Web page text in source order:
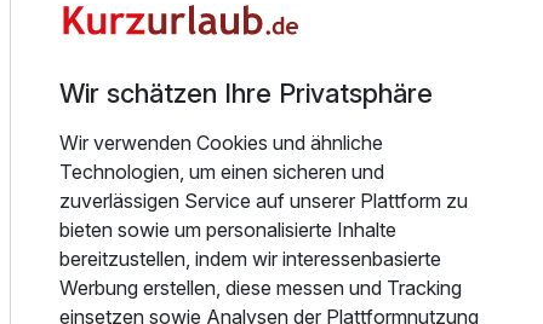
1 Erwachsenen und 1 Kind
Ausstattung
Für 8 Tage p.P. ab
Die Familienzimmer verfügen über ein Wohnzimmer,
Schlafzimmer, ein Zimmer mit zwei Einzelbetten. Superior
zum Entspannen, ein Buch zu lesen oder gute Musik zu
Genießen Sie das besondere Ambiente und die persönliche
Atmosphäre unseres Hotels und unseres Services und
lassen Sie sich in unserem traditionsreichen
Kreuzgewölbe-Restaurant und in unserer original
italienischen Steinofen-Pizzeria verwöhnen! Darüber
Wir schätzen Ihre Privatsphäre
Wir verwenden Cookies und ähnliche
Technologien, um einen sicheren und
zuverlässigen Service auf unserer Plattform zu
bieten sowie um personalisierte Inhalte
bereitzustellen, indem wir interessenbasierte
Werbung erstellen, diese messen und Tracking
einsetzen sowie Analysen der Plattformnutzung